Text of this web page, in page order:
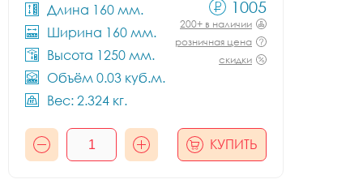
Длина 160 мм.
Ширина 160 мм.
Высота 1250 мм.
Объём 0.03 куб.м.
Вес: 2.324 кг.
1005
200+ в наличии
розничная цена
скидки
КУПИТЬ